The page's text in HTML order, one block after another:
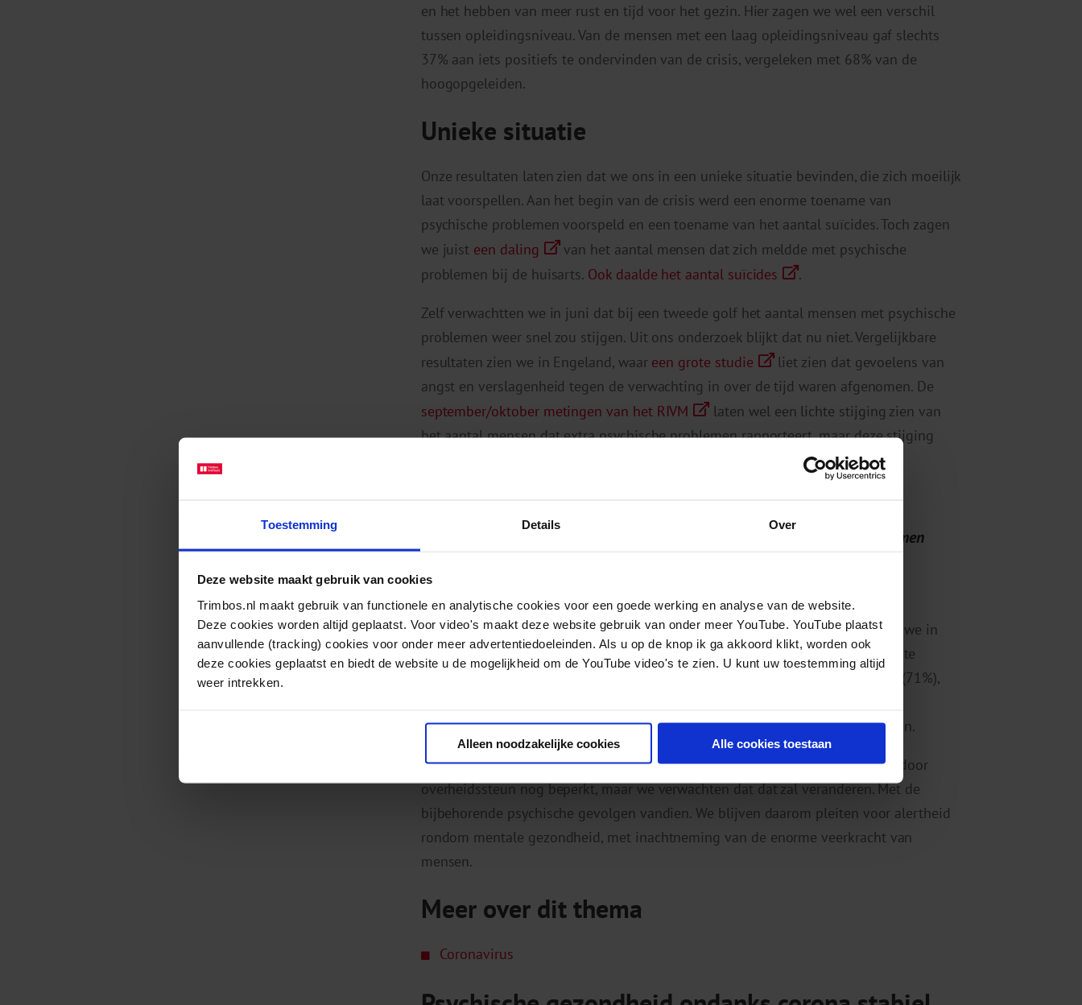
Toestemming Details Over
Deze website maakt gebruik van cookies
Trimbos.nl maakt gebruik van functionele en analytische cookies voor een goede werking en analyse van de website.
Deze cookies worden altijd geplaatst. Voor video's maakt deze website gebruik van onder meer YouTube. YouTube plaatst
aanvullende (tracking) cookies voor onder meer advertentiedoeleinden. Als u op de knop ik ga akkoord klikt, worden ook
deze cookies geplaatst en biedt de website u de mogelijkheid om de YouTube video's te zien. U kunt uw toestemming altijd
weer intrekken.
Alleen noodzakelijke cookies Alle cookies toestaan
en het hebben van meer rust en tijd voor het gezin. Hier zagen we wel een verschil
tussen opleidingsniveau. Van de mensen met een laag opleidingsniveau gaf slechts
37% aan iets positiefs te ondervinden van de crisis, vergeleken met 68% van de
hoogopgeleiden.
Unieke situatie
Onze resultaten laten zien dat we ons in een unieke situatie bevinden, die zich moeilijk
laat voorspellen. Aan het begin van de crisis werd een enorme toename van
psychische problemen voorspeld en een toename van het aantal suïcides. Toch zagen
we juist een daling
van het aantal mensen dat zich meldde met psychische
problemen bij de huisarts. Ook daalde het aantal suïcides .
Zelf verwachtten we in juni dat bij een tweede golf het aantal mensen met psychische
problemen weer snel zou stijgen. Uit ons onderzoek blijkt dat nu niet. Vergelijkbare
resultaten zien we in Engeland, waar een grote studie
liet zien dat gevoelens van
angst en verslagenheid tegen de verwachting in over de tijd waren afgenomen. De
september/oktober metingen van het RIVM
laten wel een lichte stijging zien van
het aantal mensen dat extra psychische problemen rapporteert, maar deze stijging
is niet vergelijkbaar met wat we korte tijd zagen aan het begin van de crisis.
ontwikkelen; mensen zijn weerbaarder dan doorgaans wordt aangenomen
Alert blijven
Toch is ons advies om waakzaam te blijven. Veel is nog onbekend. Zo hebben we in
ons onderzoek niet genoeg jongeren mee kunnen nemen om een goed beeld te
krijgen hoe het met hen gaat. Ook zien we dat het merendeel van de mensen (71%),
ondersteuning op het gebied van stress, slaap of andere psychische problemen.
De financiële gevolgen van de crisis zijn voor een groot deel van de mensen door
overheidssteun nog beperkt, maar we verwachten dat dat zal veranderen. Met de
bijbehorende psychische gevolgen vandien. We blijven daarom pleiten voor alertheid
rondom mentale gezondheid, met inachtneming van de enorme veerkracht van
mensen.
Meer over dit thema
Coronavirus